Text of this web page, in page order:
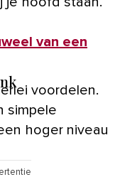
van een
voordelen.
simpele
hoger niveau